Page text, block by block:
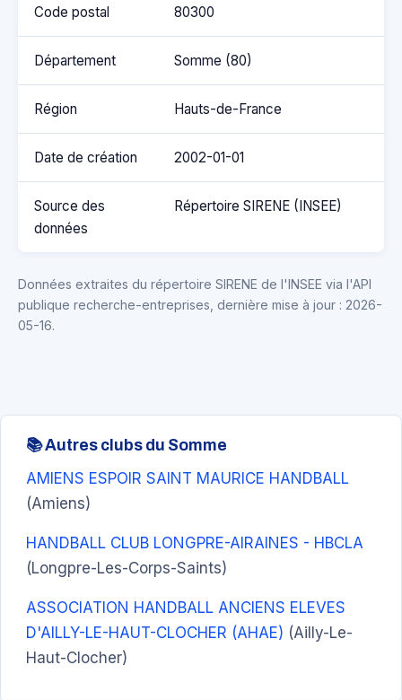
Code postal 80300
Département Somme (80)
Région Hauts-de-France
Date de création 2002-01-01
Source des
données
Répertoire SIRENE (INSEE)
Données extraites du répertoire SIRENE de l'INSEE via l'API
publique recherche-entreprises, dernière mise à jour : 2026-
05-16.
📚 Autres clubs du Somme
AMIENS ESPOIR SAINT MAURICE HANDBALL
(Amiens)
HANDBALL CLUB LONGPRE-AIRAINES - HBCLA
(Longpre-Les-Corps-Saints)
ASSOCIATION HANDBALL ANCIENS ELEVES
D'AILLY-LE-HAUT-CLOCHER (AHAE) (Ailly-Le-
Haut-Clocher)